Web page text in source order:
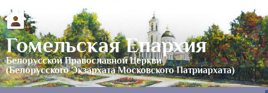
Гомельская Епархия
Белорусской Православной Церкви
(Белорусского Экзархата Московского Патриархата)